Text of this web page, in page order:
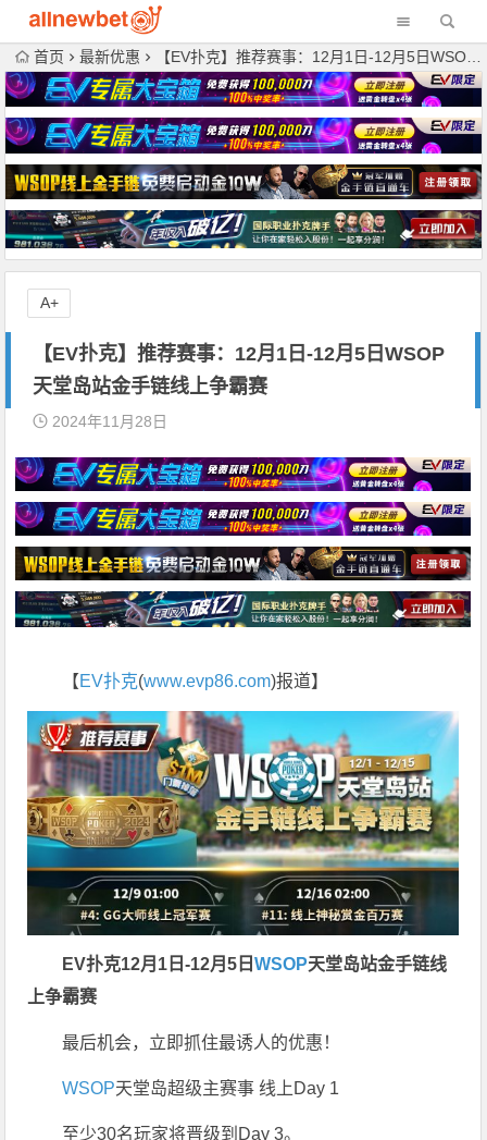
首页 最新优惠 【EV扑克】推荐赛事：12月1日-12月5日WSOP天堂岛站金手链线上争霸赛
【EV扑克】推荐赛事：12月1日-12月5日WSOP
天堂岛站金手链线上争霸赛
2024年11月28日
【EV扑克(www.evp86.com)报道】
EV扑克12月1日-12月5日WSOP天堂岛站金手链线
上争霸赛
最后机会，立即抓住最诱人的优惠！
WSOP天堂岛超级主赛事 线上Day 1
至少30名玩家将晋级到Day 3。
A+